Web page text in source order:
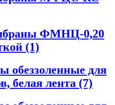
ФМНЦ-0,20
(1)
обеззоленные для
белая лента (7)